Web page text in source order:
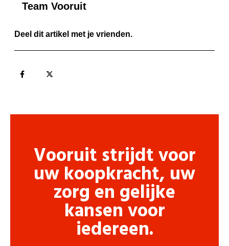
Team Vooruit
Deel dit artikel met je vrienden.
Vooruit strijdt voor
uw koopkracht, uw
zorg en gelijke
kansen voor
iedereen.